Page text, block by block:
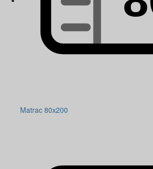
Matrac 80x200